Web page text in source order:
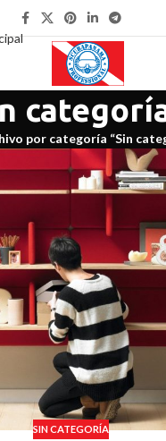
por categoría “Sin
SIN CATEGORÍA